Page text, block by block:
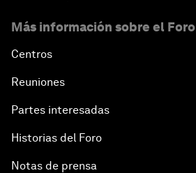
Más información sobre el Foro
Centros
Reuniones
Partes interesadas
Historias del Foro
Notas de prensa